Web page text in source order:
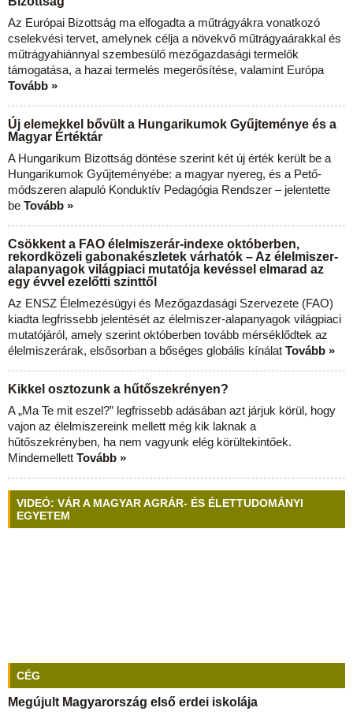
Az Európai Bizottság ma elfogadta a műtrágyákra vonatkozó
cselekvési tervet, amelynek célja a növekvő műtrágyaárakkal és
műtrágyahiánnyal szembesülő mezőgazdasági termelők
támogatása, a hazai termelés megerősítése, valamint Európa
Tovább »
Új elemekkel bővült a Hungarikumok Gyűjteménye és a
Magyar Értéktár
A Hungarikum Bizottság döntése szerint két új érték került be a
Hungarikumok Gyűjteményébe: a magyar nyereg, és a Pető-
módszeren alapuló Konduktív Pedagógia Rendszer – jelentette
be Tovább »
Csökkent a FAO élelmiszerár-indexe októberben,
rekordközeli gabonakészletek várhatók – Az élelmiszer-
alapanyagok világpiaci mutatója kevéssel elmarad az
egy évvel ezelőtti szinttől
Az ENSZ Élelmezésügyi és Mezőgazdasági Szervezete (FAO)
kiadta legfrissebb jelentését az élelmiszer-alapanyagok világpiaci
mutatójáról, amely szerint októberben tovább mérséklődtek az
élelmiszerárak, elsősorban a bőséges globális kínálat Tovább »
Kikkel osztozunk a hűtőszekrényen?
A „Ma Te mit eszel?” legfrissebb adásában azt járjuk körül, hogy
vajon az élelmiszereink mellett még kik laknak a
hűtőszekrényben, ha nem vagyunk elég körültekintőek.
Mindemellett Tovább »
VIDEÓ: VÁR A MAGYAR AGRÁR- ÉS ÉLETTUDOMÁNYI
EGYETEM
CÉG
Megújult Magyarország első erdei iskolája